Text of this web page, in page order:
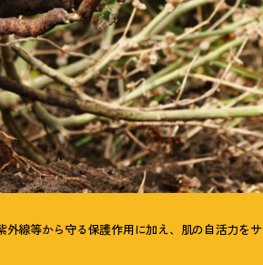
線等から守る保護作用に加え、肌の自活力をサ